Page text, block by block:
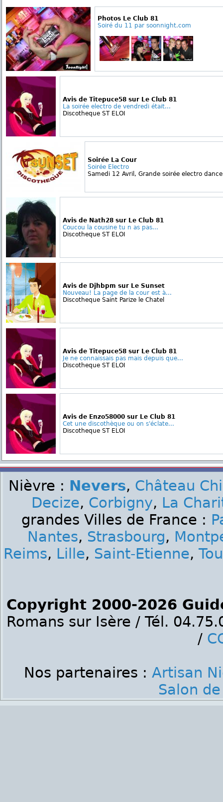
Photos Le Club 81
Soiré du 11 par soonnight.com
Avis de Titepuce58 sur Le Club 81
La soirée electro de vendredi était...
Discotheque ST ELOI
Soirée La Cour
Soirée Electro
Samedi 12 Avril, Grande soirée electro
Avis de Nath28 sur Le Club 81
Coucou la cousine tu n as pas...
Discotheque ST ELOI
Avis de Djhbpm sur Le Sunset
Nouveau! La page de la cour est à...
Discotheque Saint Parize le Chatel
Avis de Titepuce58 sur Le Club 81
Je ne connaissais pas mais depuis que...
Discotheque ST ELOI
Avis de Enzo58000 sur Le Club 81
Cet une discothèque ou on s'éclate...
Discotheque ST ELOI
Nièvre : Nevers, Château
Decize, Corbigny, La
grandes Villes de France :
Nantes, Strasbourg,
Reims, Lille, Saint-Etienne,
Copyright 2000-2026
Romans sur Isère / Tél.
/
Nos partenaires : Artisan
Salon